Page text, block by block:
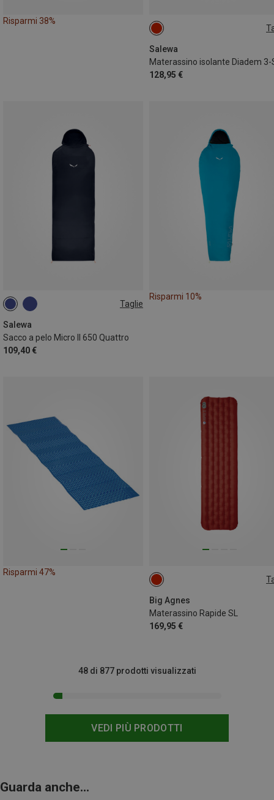
Risparmi 38%
Salewa
128,95 €
183X51CM
Taglie
Salewa
Sacco a pelo Micro II 650 Quattro
109,40 €
MAX. 185CM | LEFT
MAX. 185CM | RIGHT
Risparmi 10%
Risparmi 47%
Big Agnes
Materassino Rapide SL
169,95 €
183X51CM
VEDI PIÙ PRODOTTI
48 di 877 prodotti visualizzati
Guarda anche...